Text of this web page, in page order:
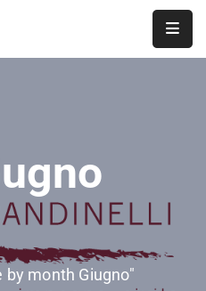
by month Giugno"